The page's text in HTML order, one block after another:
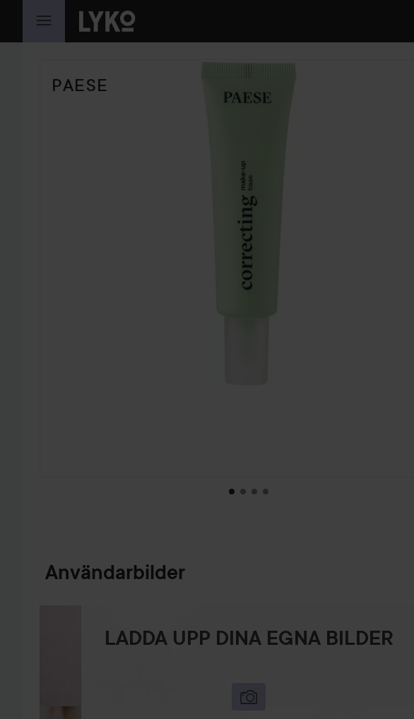
HOPPA TILL INNEHÅLLET
PAESE
HOPPA ÖVER SEKTIONEN
Användarbilder
LADDA UPP DINA EGNA BILDER